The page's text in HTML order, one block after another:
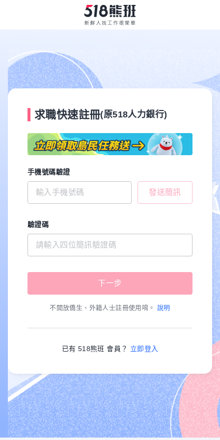
求職快速註冊(原518人力銀行)
手機號碼驗證
發送簡訊
驗證碼
不開放僑生、外籍人士註冊使用唷。 說明
已有 518熊班 會員？ 立即登入